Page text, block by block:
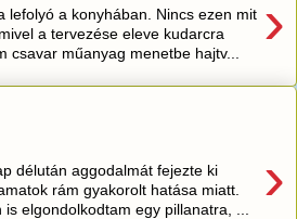
›
lefolyó a konyhában. Nincs ezen mit
a tervezése eleve kudarcra
csavar műanyag menetbe hajtv...
›
délután aggodalmát fejezte ki
rám gyakorolt hatása miatt.
elgondolkodtam egy pillanatra, ...